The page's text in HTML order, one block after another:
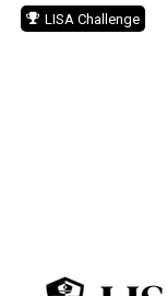
LISA Challenge